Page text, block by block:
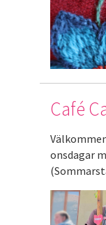
Café
onsdagar